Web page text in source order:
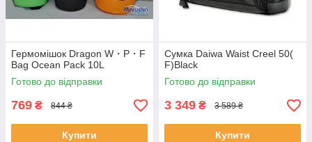
Гермомішок Dragon W・P・F
Bag Ocean Pack 10L
Готово до відправки
769 ₴ 844 ₴
Купити
Сумка Daiwa Waist Creel 50(
F)Black
Готово до відправки
3 349 ₴ 3 589 ₴
Купити